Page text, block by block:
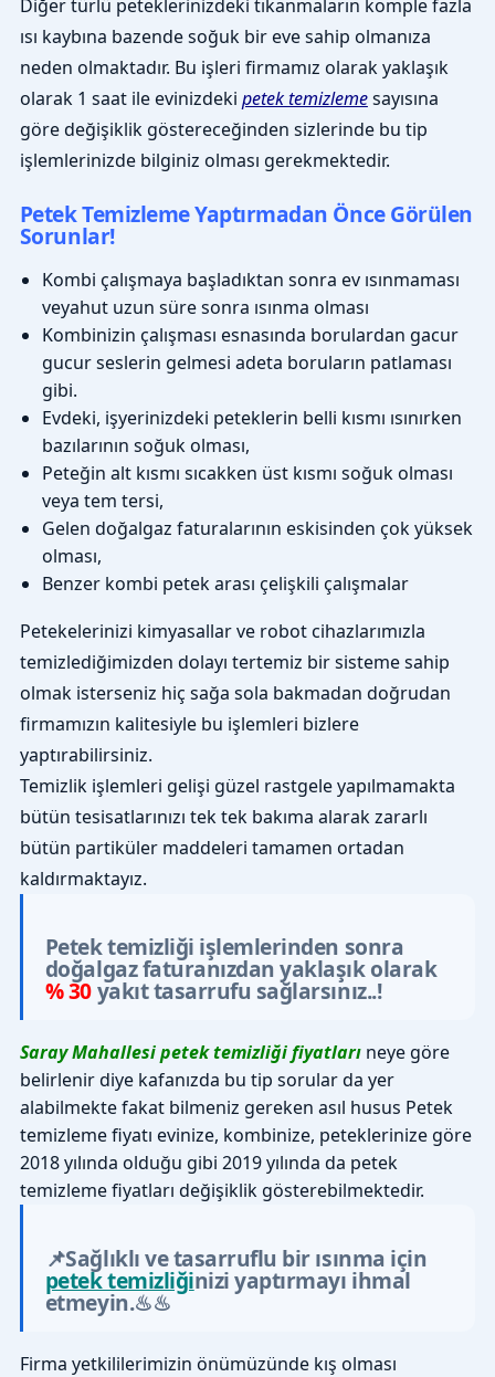
Diğer türlü peteklerinizdeki tıkanmaların komple fazla
ısı kaybına bazende soğuk bir eve sahip olmanıza
neden olmaktadır. Bu işleri firmamız olarak yaklaşık
olarak 1 saat ile evinizdeki petek temizlemesayısına
göre değişiklik göstereceğinden sizlerinde bu tip
işlemlerinizde bilginiz olması gerekmektedir.
Petek Temizleme Yaptırmadan Önce Görülen
Sorunlar!
Kombi çalışmaya başladıktan sonra ev ısınmaması
veyahut uzun süre sonra ısınma olması
Kombinizin çalışması esnasında borulardan gacur
gucur seslerin gelmesi adeta boruların patlaması
gibi.
Evdeki, işyerinizdeki peteklerin belli kısmı ısınırken
bazılarının soğuk olması,
Peteğin alt kısmı sıcakken üst kısmı soğuk olması
veya tem tersi,
Gelen doğalgaz faturalarının eskisinden çok yüksek
olması,
Benzer kombi petek arası çelişkili çalışmalar
Petekelerinizi kimyasallar ve robot cihazlarımızla
temizlediğimizden dolayı tertemiz bir sisteme sahip
olmak isterseniz hiç sağa sola bakmadan doğrudan
firmamızın kalitesiyle bu işlemleri bizlere
yaptırabilirsiniz.
Temizlik işlemleri gelişi güzel rastgele yapılmamakta
bütün tesisatlarınızı tek tek bakıma alarak zararlı
bütün partiküler maddeleri tamamen ortadan
kaldırmaktayız.
Petek temizliği işlemlerinden sonra
doğalgaz faturanızdan yaklaşık olarak
% 30yakıt tasarrufu sağlarsınız..!
Saray Mahallesi petek temizliği fiyatlarıneye göre
belirlenir diye kafanızda bu tip sorular da yer
alabilmekte fakat bilmeniz gereken asıl husus Petek
temizleme fiyatı evinize, kombinize, peteklerinize göre
2018 yılında olduğu gibi 2019 yılında da petek
temizleme fiyatları değişiklik gösterebilmektedir.
📌Sağlıklı ve tasarruflu bir ısınma için
petek temizliğinizi yaptırmayı ihmal
etmeyin.♨♨
Firma yetkililerimizin önümüzünde kış olması